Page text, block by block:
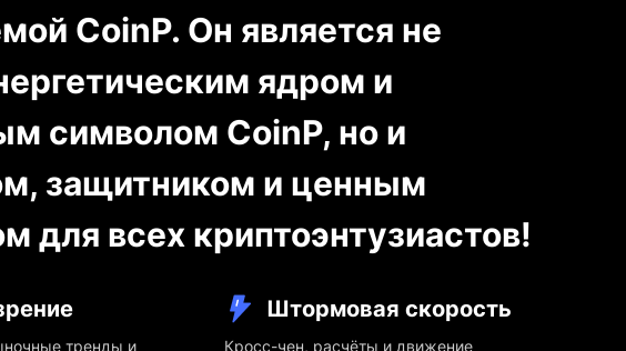
CoinP. Он является не
ядром и
символом CoinP, но и
защитником и ценным
для всех криптоэнтузиастов!
тренды и
Штормовая скорость
Кросс-чен, расчёты и движение